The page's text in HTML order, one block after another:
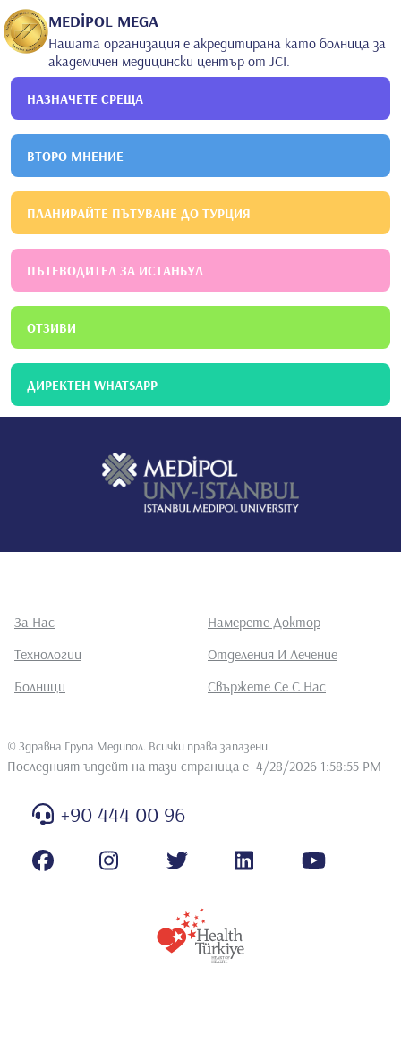
MEDİPOL MEGA
Нашата организация е акредитирана като болница за
академичен медицински център от JCI.
НАЗНАЧЕТЕ СРЕЩА
ВТОРО МНЕНИЕ
ПЛАНИРАЙТЕ ПЪТУВАНЕ ДО ТУРЦИЯ
ПЪТЕВОДИТЕЛ ЗА ИСТАНБУЛ
ОТЗИВИ
ДИРЕКТЕН WHATSAPP
За Нас
Намерете Доктор
Технологии
Отделения И Лечение
Болници
Свържете Се С Нас
© Здравна Група Медипол. Всички права запазени.
Последният ъпдейт на тази страница е 4/28/2026 1:58:55 PM
+90 444 00 96